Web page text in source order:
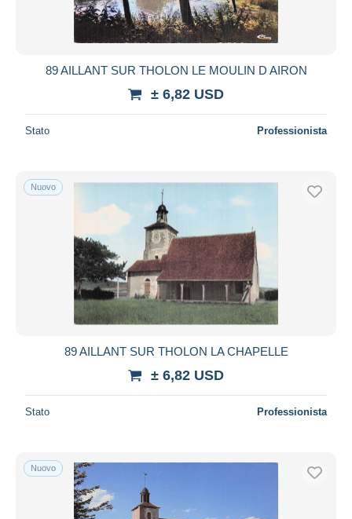
89 AILLANT SUR THOLON LE MOULIN D AIRON
± 6,82 USD
Stato Professionista
Nuovo
89 AILLANT SUR THOLON LA CHAPELLE
± 6,82 USD
Stato Professionista
Nuovo